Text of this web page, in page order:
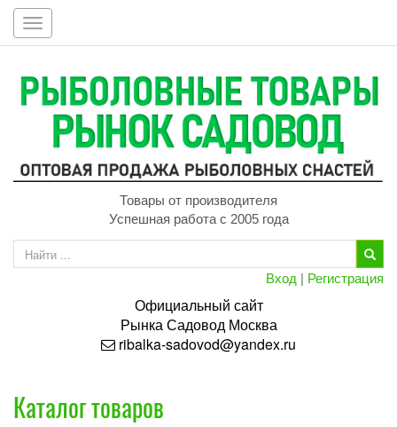
Toggle
navigation
Товары от производителя
Успешная работа с 2005 года
Вход | Регистрация
Официальный сайт
РынкаСадовод Москва
ribalka-sadovod@yandex.ru
Каталог товаров